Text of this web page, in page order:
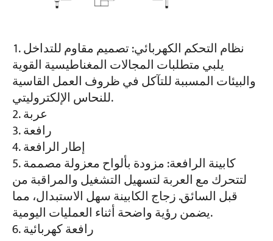
نظام التحكم الكهربائي: تصميم مقاوم للتداخل
يلبي متطلبات المجالات المغناطيسية القوية
والبيئات المسببة للتآكل في ظروف العمل القاسية
للنحاس الإلكتروليتي.
عربة
رافعة
إطار الرافعة
كابينة الرافعة: مزودة بألواح معزولة مصممة
لتتحرك مع العربة لتسهيل التشغيل والمراقبة من
قبل السائق. زجاج الكابينة سهل الاستبدال، مما
يضمن رؤية واضحة أثناء العمليات اليومية.
رافعة كهربائية